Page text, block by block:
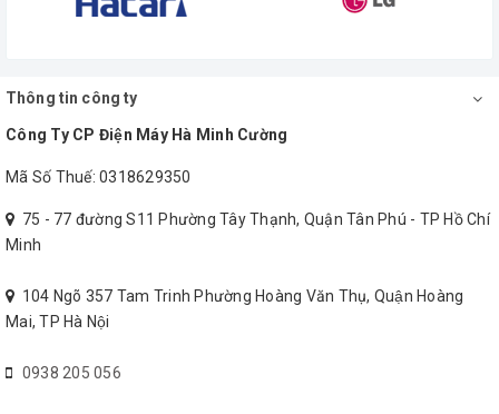
Thông tin công ty
Công Ty CP Điện Máy Hà Minh Cường
Mã Số Thuế: 0318629350
75 - 77 đường S11 Phường Tây Thạnh, Quận Tân Phú - TP Hồ Chí
Minh
104 Ngõ 357 Tam Trinh Phường Hoàng Văn Thụ, Quận Hoàng
Mai, TP Hà Nội
0938 205 056